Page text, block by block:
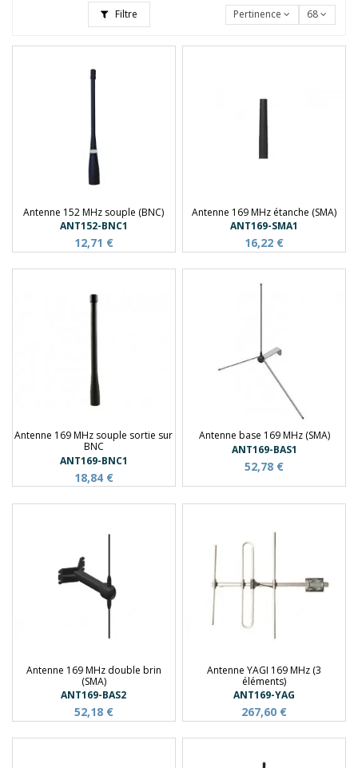
Filtre Pertinence 68
Antenne 152 MHz souple (BNC)
ANT152-BNC1
12,71 €
Antenne 169 MHz étanche (SMA)
ANT169-SMA1
16,22 €
Antenne 169 MHz souple sortie sur
BNC
ANT169-BNC1
18,84 €
Antenne base 169 MHz (SMA)
ANT169-BAS1
52,78 €
Antenne 169 MHz double brin
(SMA)
ANT169-BAS2
52,18 €
Antenne YAGI 169 MHz (3
éléments)
ANT169-YAG
267,60 €